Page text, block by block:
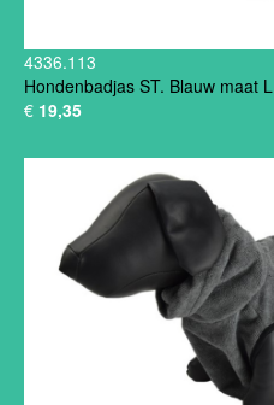
4336.113
Hondenbadjas ST. Blauw maat L
€ 19,35